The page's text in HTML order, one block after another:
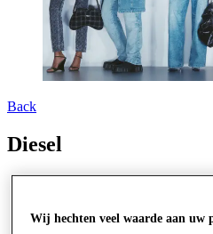
Back
Diesel
Wij hechten veel waarde aan uw